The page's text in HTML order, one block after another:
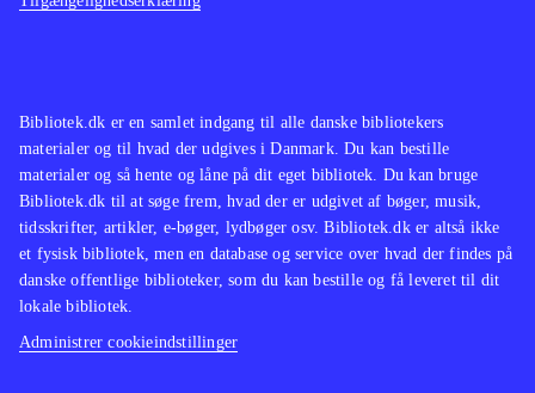
Bibliotek.dk er en samlet indgang til alle danske bibliotekers
materialer og til hvad der udgives i Danmark. Du kan bestille
materialer og så hente og låne på dit eget bibliotek. Du kan bruge
Bibliotek.dk til at søge frem, hvad der er udgivet af bøger, musik,
tidsskrifter, artikler, e-bøger, lydbøger osv. Bibliotek.dk er altså ikke
et fysisk bibliotek, men en database og service over hvad der findes på
danske offentlige biblioteker, som du kan bestille og få leveret til dit
lokale bibliotek.
Administrer cookieindstillinger